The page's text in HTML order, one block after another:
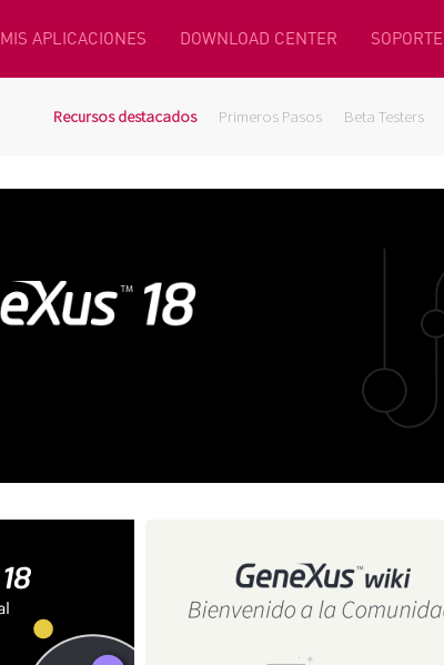
MIS APLICACIONES DOWNLOAD CENTER SOPORTE
Recursos destacados Primeros Pasos Beta Testers